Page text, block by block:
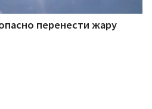
перенести жару